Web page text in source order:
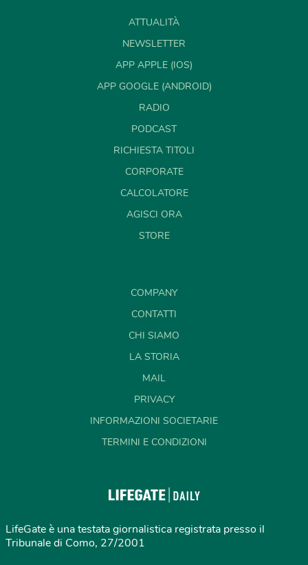
ATTUALITÀ
NEWSLETTER
APP APPLE (IOS)
APP GOOGLE (ANDROID)
RADIO
PODCAST
RICHIESTA TITOLI
CORPORATE
CALCOLATORE
AGISCI ORA
STORE
COMPANY
CONTATTI
CHI SIAMO
LA STORIA
MAIL
PRIVACY
INFORMAZIONI SOCIETARIE
TERMINI E CONDIZIONI
LifeGate è una testata giornalistica registrata presso il
Tribunale di Como, 27/2001